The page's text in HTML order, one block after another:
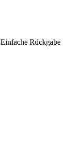
Einfache Rückgabe